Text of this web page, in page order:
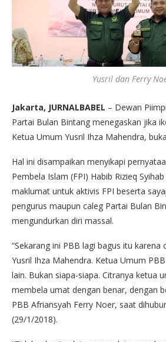
Yusril dan Ferry
Jakarta, JURNALBABEL – Dewan
Partai Bulan Bintang menegaskan jika
Ketua Umum Yusril Ihza Mahendra,
Hal ini disampaikan menyikapi
Pembela Islam (FPI) Habib Rizieq
maklumat untuk aktivis FPI beserta
pengurus maupun caleg Partai Bulan
mengundurkan diri massal.
“Sekarang ini PBB lagi bagus itu karena
Yusril Ihza Mahendra. Ketua Umum
lain. Bukan siapa-siapa. Citranya ketua
membela umat dengan benar, dengan
PBB Afriansyah Ferry Noer, saat
(29/1/2018).